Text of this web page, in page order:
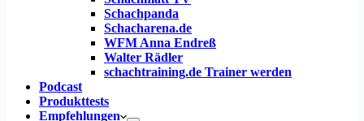
Schachpanda
Schacharena.de
WFM Anna Endreß
Walter Rädler
schachtraining.de Trainer werden
Podcast
Produkttests
Empfehlungen